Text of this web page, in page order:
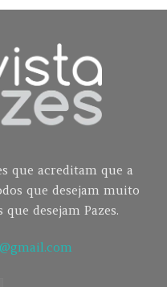
que acreditam que a
que desejam muito
desejam Pazes.